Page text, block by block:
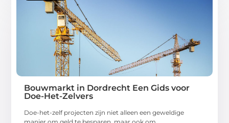
Bouwmarkt in Dordrecht Een Gids voor
Doe-Het-Zelvers
Doe-het-zelf projecten zijn niet alleen een geweldige